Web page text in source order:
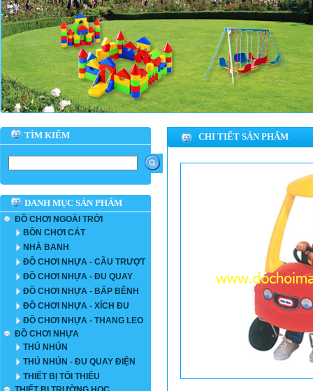
TÌM KIẾM
DANH MỤC SẢN PHẨM
ĐỒ CHƠI NGOÀI TRỜI
BỒN CHƠI CÁT
NHÀ BANH
ĐỒ CHƠI NHỰA - CẦU TRƯỢT
ĐỒ CHƠI NHỰA - ĐU QUAY
ĐỒ CHƠI NHỰA - BẤP BÊNH
ĐỒ CHƠI NHỰA - XÍCH ĐU
ĐỒ CHƠI NHỰA - THANG LEO
ĐỒ CHƠI NHỰA
THÚ NHÚN
THÚ NHÚN - ĐU QUAY ĐIỆN
THIẾT BỊ TỐI THIỂU
CHI TIẾT SẢN PHẨM